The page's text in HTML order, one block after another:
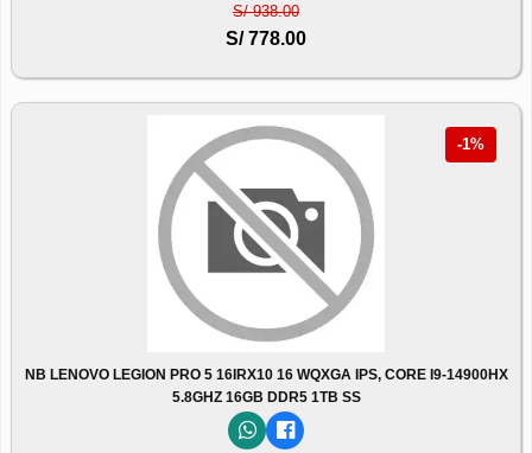
S/ 938.00
S/ 778.00
-1%
NB LENOVO LEGION PRO 5 16IRX10 16 WQXGA IPS, CORE I9-14900HX
5.8GHZ 16GB DDR5 1TB SS